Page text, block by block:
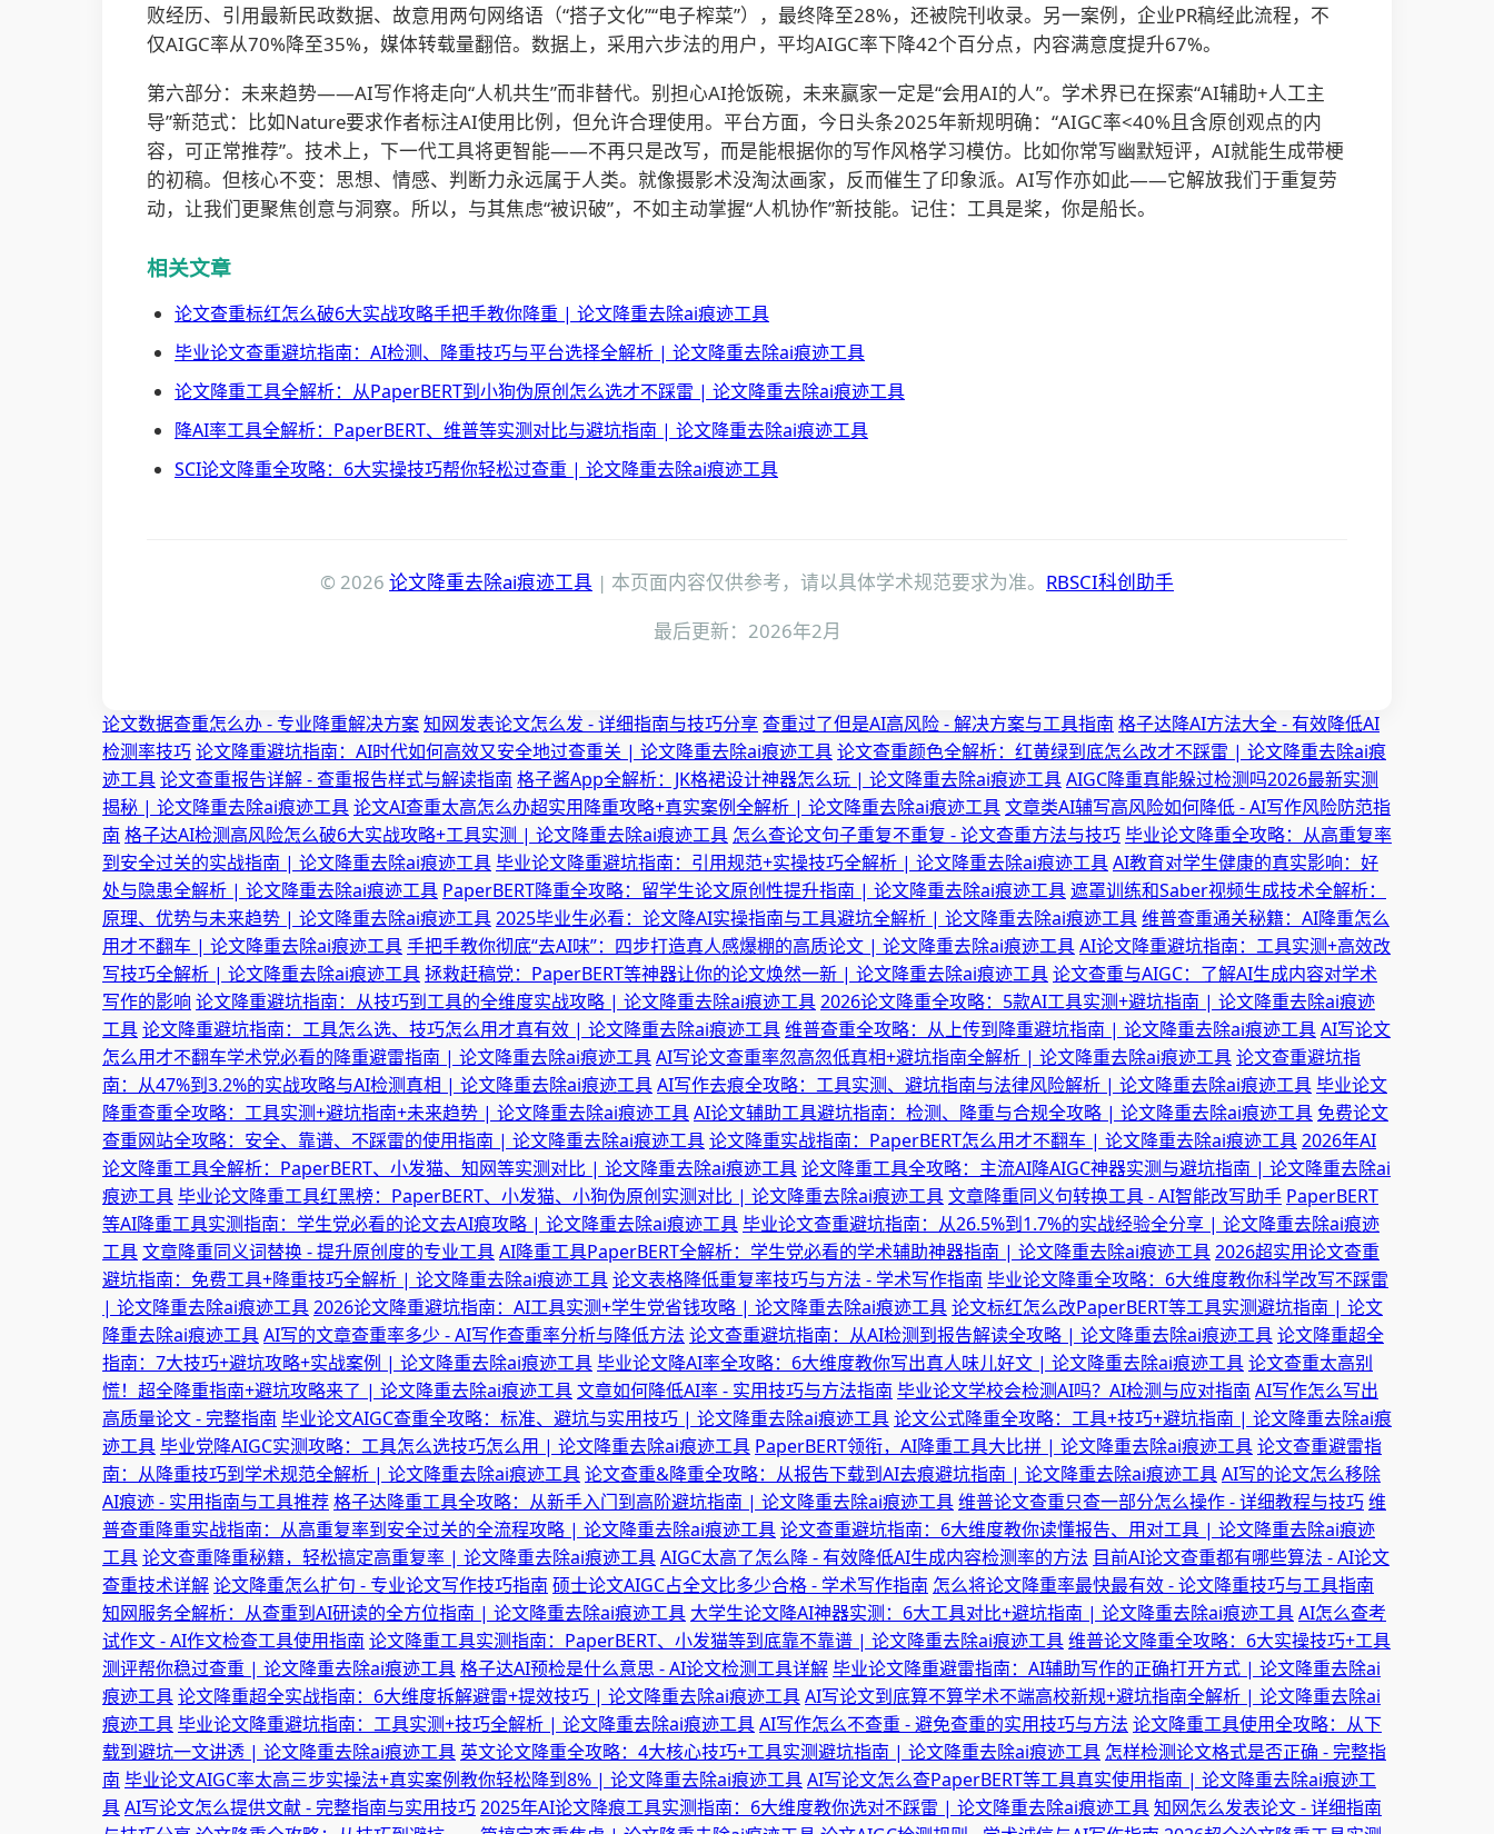
败经历、引用最新民政数据、故意用两句网络语（“搭子文化”“电子榨菜”），最终降至28%，还被院刊收录。另一案例，企业PR稿经此流程，不
仅AIGC率从70%降至35%，媒体转载量翻倍。数据上，采用六步法的用户，平均AIGC率下降42个百分点，内容满意度提升67%。
第六部分：未来趋势——AI写作将走向“人机共生”而非替代。别担心AI抢饭碗，未来赢家一定是“会用AI的人”。学术界已在探索“AI辅助+人工主
导”新范式：比如Nature要求作者标注AI使用比例，但允许合理使用。平台方面，今日头条2025年新规明确：“AIGC率<40%且含原创观点的内
容，可正常推荐”。技术上，下一代工具将更智能——不再只是改写，而是能根据你的写作风格学习模仿。比如你常写幽默短评，AI就能生成带梗
的初稿。但核心不变：思想、情感、判断力永远属于人类。就像摄影术没淘汰画家，反而催生了印象派。AI写作亦如此——它解放我们于重复劳
动，让我们更聚焦创意与洞察。所以，与其焦虑“被识破”，不如主动掌握“人机协作”新技能。记住：工具是桨，你是船长。
相关文章
论文查重标红怎么破6大实战攻略手把手教你降重 | 论文降重去除ai痕迹工具
毕业论文查重避坑指南：AI检测、降重技巧与平台选择全解析 | 论文降重去除ai痕迹工具
论文降重工具全解析：从PaperBERT到小狗伪原创怎么选才不踩雷 | 论文降重去除ai痕迹工具
降AI率工具全解析：PaperBERT、维普等实测对比与避坑指南 | 论文降重去除ai痕迹工具
SCI论文降重全攻略：6大实操技巧帮你轻松过查重 | 论文降重去除ai痕迹工具
© 2026 论文降重去除ai痕迹工具 | 本页面内容仅供参考，请以具体学术规范要求为准。 RBSCI科创助手
最后更新：2026年2月
论文数据查重怎么办 - 专业降重解决方案知网发表论文怎么发 - 详细指南与技巧分享查重过了但是AI高风险 - 解决方案与工具指南 格子达降AI方法大全 - 有效降低AI
检测率技巧论文降重避坑指南：AI时代如何高效又安全地过查重关 | 论文降重去除ai痕迹工具论文查重颜色全解析：红黄绿到底怎么改才不踩雷 | 论文降重去除ai痕
迹工具论文查重报告详解 - 查重报告样式与解读指南 格子酱App全解析：JK格裙设计神器怎么玩 | 论文降重去除ai痕迹工具AIGC降重真能躲过检测吗2026最新实测
揭秘 | 论文降重去除ai痕迹工具论文AI查重太高怎么办超实用降重攻略+真实案例全解析 | 论文降重去除ai痕迹工具文章类AI辅写高风险如何降低 - AI写作风险防范指
南 格子达AI检测高风险怎么破6大实战攻略+工具实测 | 论文降重去除ai痕迹工具 怎么查论文句子重复不重复 - 论文查重方法与技巧毕业论文降重全攻略：从高重复率
到安全过关的实战指南 | 论文降重去除ai痕迹工具毕业论文降重避坑指南：引用规范+实操技巧全解析 | 论文降重去除ai痕迹工具AI教育对学生健康的真实影响：好
处与隐患全解析 | 论文降重去除ai痕迹工具 PaperBERT降重全攻略：留学生论文原创性提升指南 | 论文降重去除ai痕迹工具遮罩训练和Saber视频生成技术全解析：
原理、优势与未来趋势 | 论文降重去除ai痕迹工具2025毕业生必看：论文降AI实操指南与工具避坑全解析 | 论文降重去除ai痕迹工具维普查重通关秘籍：AI降重怎么
用才不翻车 | 论文降重去除ai痕迹工具手把手教你彻底“去AI味”：四步打造真人感爆棚的高质论文 | 论文降重去除ai痕迹工具AI论文降重避坑指南：工具实测+高效改
写技巧全解析 | 论文降重去除ai痕迹工具拯救赶稿党：PaperBERT等神器让你的论文焕然一新 | 论文降重去除ai痕迹工具论文查重与AIGC：了解AI生成内容对学术
写作的影响 论文降重避坑指南：从技巧到工具的全维度实战攻略 | 论文降重去除ai痕迹工具2026论文降重全攻略：5款AI工具实测+避坑指南 | 论文降重去除ai痕迹
工具论文降重避坑指南：工具怎么选、技巧怎么用才真有效 | 论文降重去除ai痕迹工具维普查重全攻略：从上传到降重避坑指南 | 论文降重去除ai痕迹工具AI写论文
怎么用才不翻车学术党必看的降重避雷指南 | 论文降重去除ai痕迹工具AI写论文查重率忽高忽低真相+避坑指南全解析 | 论文降重去除ai痕迹工具论文查重避坑指
南：从47%到3.2%的实战攻略与AI检测真相 | 论文降重去除ai痕迹工具AI写作去痕全攻略：工具实测、避坑指南与法律风险解析 | 论文降重去除ai痕迹工具毕业论文
降重查重全攻略：工具实测+避坑指南+未来趋势 | 论文降重去除ai痕迹工具AI论文辅助工具避坑指南：检测、降重与合规全攻略 | 论文降重去除ai痕迹工具 免费论文
查重网站全攻略：安全、靠谱、不踩雷的使用指南 | 论文降重去除ai痕迹工具论文降重实战指南：PaperBERT怎么用才不翻车 | 论文降重去除ai痕迹工具2026年AI
论文降重工具全解析：PaperBERT、小发猫、知网等实测对比 | 论文降重去除ai痕迹工具论文降重工具全攻略：主流AI降AIGC神器实测与避坑指南 | 论文降重去除ai
痕迹工具毕业论文降重工具红黑榜：PaperBERT、小发猫、小狗伪原创实测对比 | 论文降重去除ai痕迹工具文章降重同义句转换工具 - AI智能改写助手 PaperBERT
等AI降重工具实测指南：学生党必看的论文去AI痕攻略 | 论文降重去除ai痕迹工具毕业论文查重避坑指南：从26.5%到1.7%的实战经验全分享 | 论文降重去除ai痕迹
工具文章降重同义词替换 - 提升原创度的专业工具AI降重工具PaperBERT全解析：学生党必看的学术辅助神器指南 | 论文降重去除ai痕迹工具2026超实用论文查重
避坑指南：免费工具+降重技巧全解析 | 论文降重去除ai痕迹工具论文表格降低重复率技巧与方法 - 学术写作指南 毕业论文降重全攻略：6大维度教你科学改写不踩雷
| 论文降重去除ai痕迹工具2026论文降重避坑指南：AI工具实测+学生党省钱攻略 | 论文降重去除ai痕迹工具论文标红怎么改PaperBERT等工具实测避坑指南 | 论文
降重去除ai痕迹工具AI写的文章查重率多少 - AI写作查重率分析与降低方法 论文查重避坑指南：从AI检测到报告解读全攻略 | 论文降重去除ai痕迹工具论文降重超全
指南：7大技巧+避坑攻略+实战案例 | 论文降重去除ai痕迹工具毕业论文降AI率全攻略：6大维度教你写出真人味儿好文 | 论文降重去除ai痕迹工具论文查重太高别
慌！超全降重指南+避坑攻略来了 | 论文降重去除ai痕迹工具文章如何降低AI率 - 实用技巧与方法指南 毕业论文学校会检测AI吗？AI检测与应对指南 AI写作怎么写出
高质量论文 - 完整指南 毕业论文AIGC查重全攻略：标准、避坑与实用技巧 | 论文降重去除ai痕迹工具论文公式降重全攻略：工具+技巧+避坑指南 | 论文降重去除ai痕
迹工具毕业党降AIGC实测攻略：工具怎么选技巧怎么用 | 论文降重去除ai痕迹工具 PaperBERT领衔，AI降重工具大比拼 | 论文降重去除ai痕迹工具论文查重避雷指
南：从降重技巧到学术规范全解析 | 论文降重去除ai痕迹工具论文查重&降重全攻略：从报告下载到AI去痕避坑指南 | 论文降重去除ai痕迹工具AI写的论文怎么移除
AI痕迹 - 实用指南与工具推荐格子达降重工具全攻略：从新手入门到高阶避坑指南 | 论文降重去除ai痕迹工具维普论文查重只查一部分怎么操作 - 详细教程与技巧维
普查重降重实战指南：从高重复率到安全过关的全流程攻略 | 论文降重去除ai痕迹工具论文查重避坑指南：6大维度教你读懂报告、用对工具 | 论文降重去除ai痕迹
工具论文查重降重秘籍，轻松搞定高重复率 | 论文降重去除ai痕迹工具AIGC太高了怎么降 - 有效降低AI生成内容检测率的方法 目前AI论文查重都有哪些算法 - AI论文
查重技术详解论文降重怎么扩句 - 专业论文写作技巧指南 硕士论文AIGC占全文比多少合格 - 学术写作指南 怎么将论文降重率最快最有效 - 论文降重技巧与工具指南
知网服务全解析：从查重到AI研读的全方位指南 | 论文降重去除ai痕迹工具 大学生论文降AI神器实测：6大工具对比+避坑指南 | 论文降重去除ai痕迹工具AI怎么查考
试作文 - AI作文检查工具使用指南 论文降重工具实测指南：PaperBERT、小发猫等到底靠不靠谱 | 论文降重去除ai痕迹工具维普论文降重全攻略：6大实操技巧+工具
测评帮你稳过查重 | 论文降重去除ai痕迹工具格子达AI预检是什么意思 - AI论文检测工具详解毕业论文降重避雷指南：AI辅助写作的正确打开方式 | 论文降重去除ai
痕迹工具论文降重超全实战指南：6大维度拆解避雷+提效技巧 | 论文降重去除ai痕迹工具AI写论文到底算不算学术不端高校新规+避坑指南全解析 | 论文降重去除ai
痕迹工具毕业论文降重避坑指南：工具实测+技巧全解析 | 论文降重去除ai痕迹工具AI写作怎么不查重 - 避免查重的实用技巧与方法 论文降重工具使用全攻略：从下
载到避坑一文讲透 | 论文降重去除ai痕迹工具 英文论文降重全攻略：4大核心技巧+工具实测避坑指南 | 论文降重去除ai痕迹工具 怎样检测论文格式是否正确 - 完整指
南 毕业论文AIGC率太高三步实操法+真实案例教你轻松降到8% | 论文降重去除ai痕迹工具AI写论文怎么查PaperBERT等工具真实使用指南 | 论文降重去除ai痕迹工
具AI写论文怎么提供文献 - 完整指南与实用技巧2025年AI论文降痕工具实测指南：6大维度教你选对不踩雷 | 论文降重去除ai痕迹工具知网怎么发表论文 - 详细指南